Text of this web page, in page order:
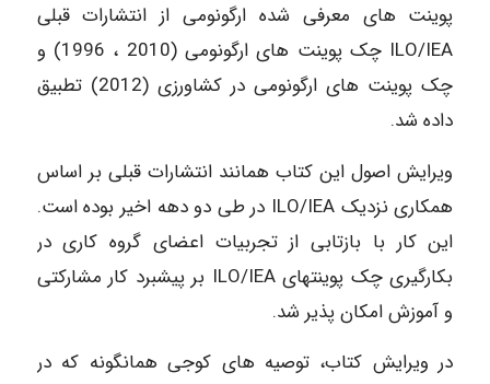
پوینت های معرفی شده ارگونومی از انتشارات قبلی
ILO/IEA چک پوینت های ارگونومی (2010 ، 1996) و
چک پوینت های ارگونومی در کشاورزی (2012) تطبیق
داده شد.
ویرایش اصول این کتاب همانند انتشارات قبلی بر اساس
همکاری نزدیک ILO/IEA در طی دو دهه اخیر بوده است.
این کار با بازتابی از تجربیات اعضای گروه کاری در
بکارگیری چک پوینتهای ILO/IEA بر پیشبرد کار مشارکتی
و آموزش امکان پذیر شد.
در ویرایش کتاب، توصیه های کوجی همانگونه که در